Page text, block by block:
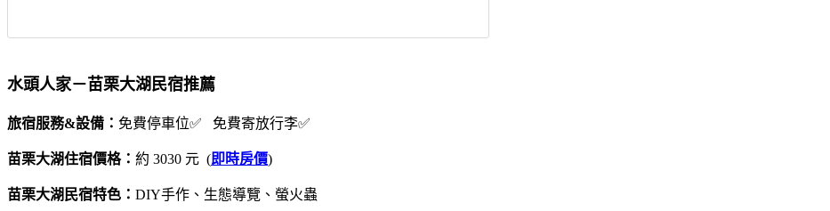
水頭人家－苗栗大湖民宿推薦
旅宿服務&設備： 免費停車位✅ 免費寄放行李✅
苗栗大湖住宿價格： 約 3030 元 (即時房價)
苗栗大湖民宿特色： DIY手作、生態導覽、螢火蟲